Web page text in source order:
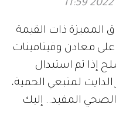
المميزة ذات القيمة
على معادن وفيتامينات
إذا تم استبدال
لمتبعي الحمية،
المفيد.. إليك